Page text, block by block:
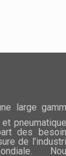
large
des
de